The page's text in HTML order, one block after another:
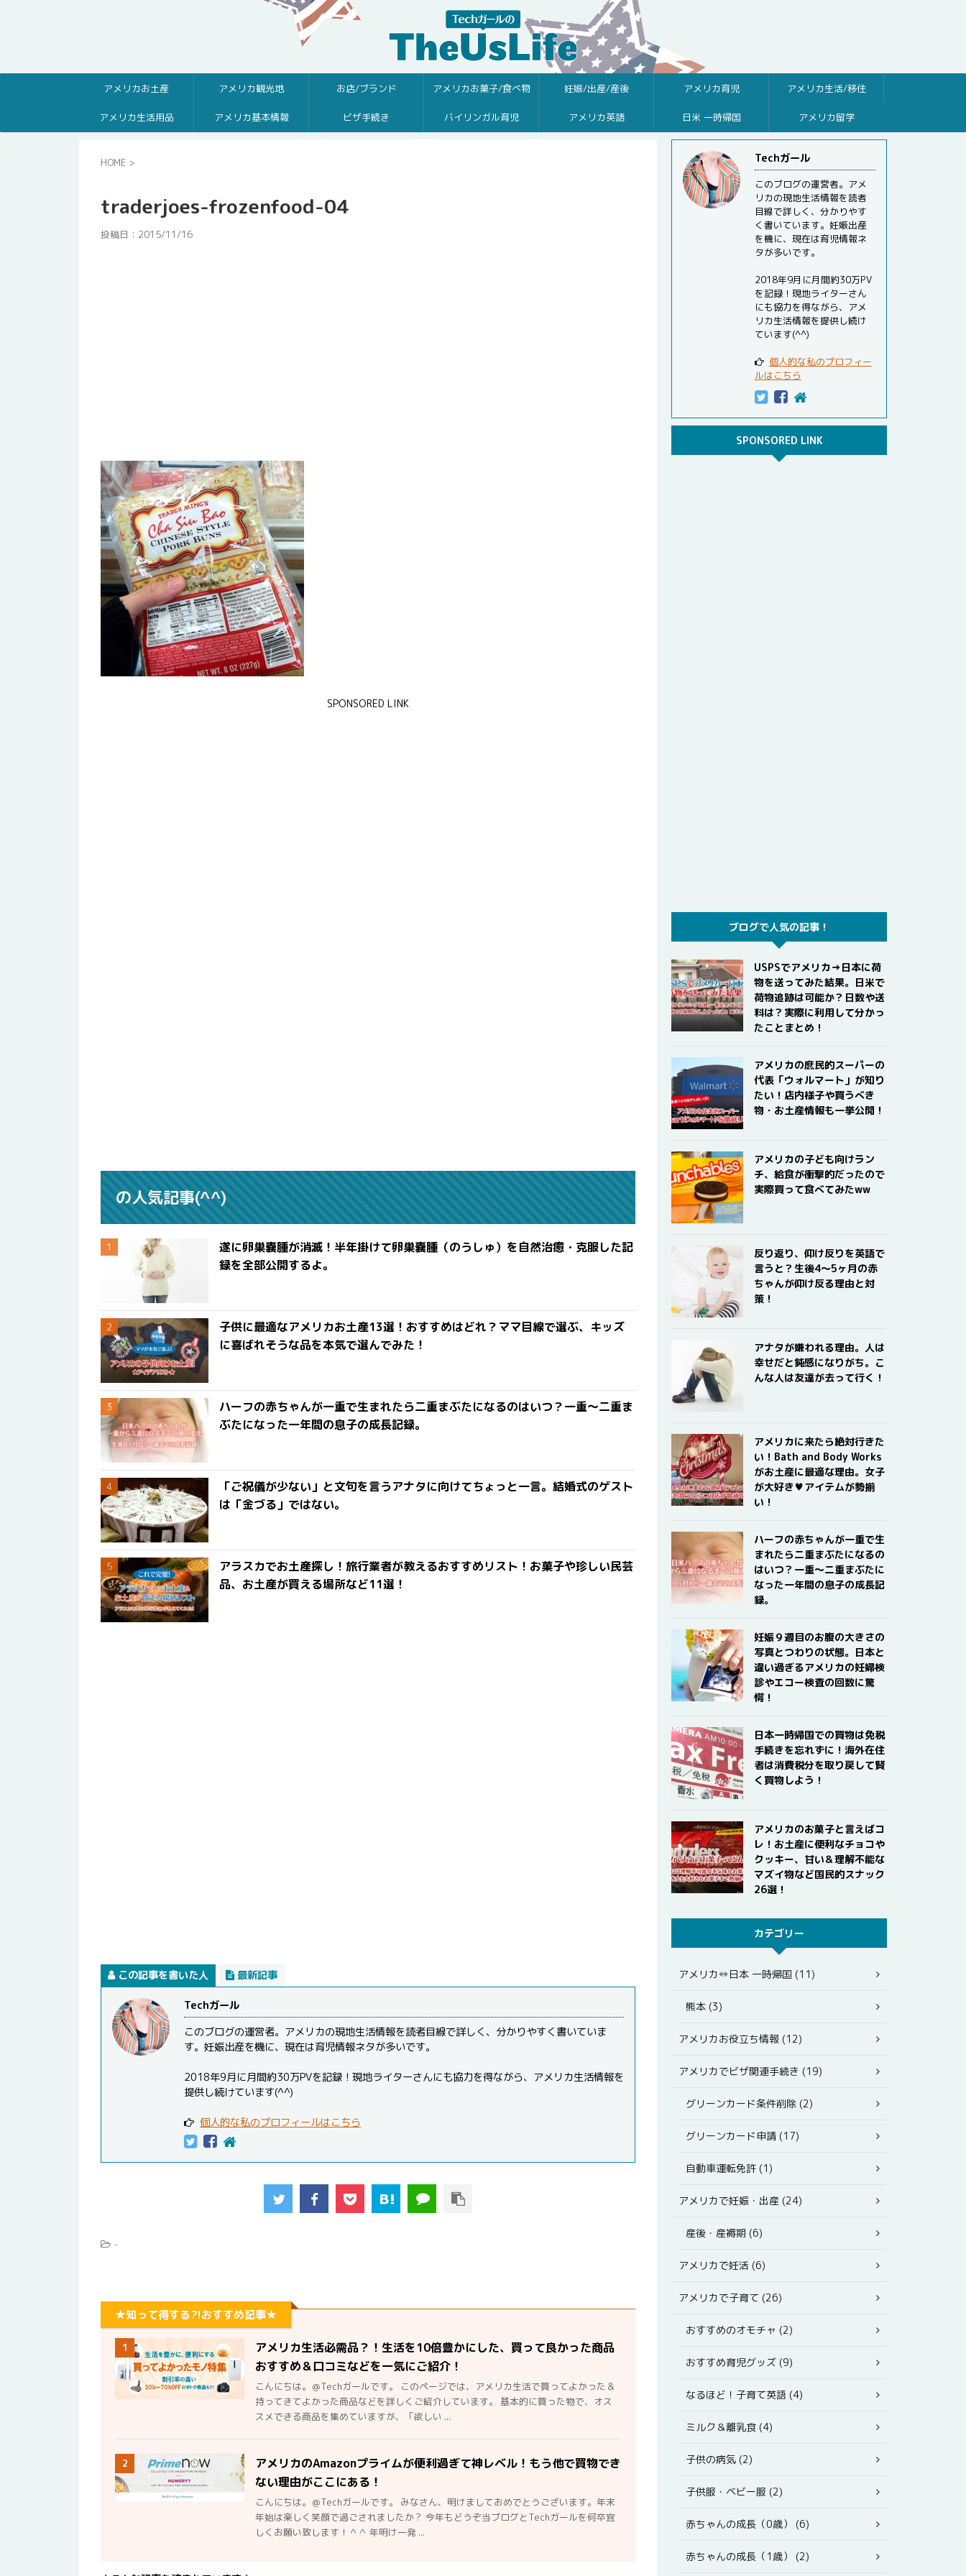
アメリカお土産 アメリカ観光地 お店/ブランド アメリカお菓子/食べ物 妊娠/出産/産後 アメリカ育児 アメリカ生活/移住
アメリカ生活用品 アメリカ基本情報 ビザ手続き バイリンガル育児 アメリカ英語 日米 一時帰国 アメリカ留学
HOME >
traderjoes-frozenfood-04
投稿日： 2015/11/16
SPONSORED LINK
の人気記事(^^)
遂に卵巣嚢腫が消滅！半年掛けて卵巣嚢腫（のうしゅ）を自然治癒・克服した記
録を全部公開するよ。
子供に最適なアメリカお土産13選！おすすめはどれ？ママ目線で選ぶ、キッズ
に喜ばれそうな品を本気で選んでみた！
ハーフの赤ちゃんが一重で生まれたら二重まぶたになるのはいつ？一重〜二重ま
ぶたになった一年間の息子の成長記録。
「ご祝儀が少ない」と文句を言うアナタに向けてちょっと一言。結婚式のゲスト
は「金づる」ではない。
アラスカでお土産探し！旅行業者が教えるおすすめリスト！お菓子や珍しい民芸
品、お土産が買える場所など11選！
この記事を書いた人 最新記事
Techガール
このブログの運営者。アメリカの現地生活情報を読者目線で詳しく、分かりやすく書いていま
す。妊娠出産を機に、現在は育児情報ネタが多いです。
2018年9月に月間約30万PVを記録！現地ライターさんにも協力を得ながら、アメリカ生活情報を
提供し続けています(^^)
個人的な私のプロフィールはこちら
-
★知って得する?!おすすめ記事★
1
アメリカ生活必需品？！生活を10倍豊かにした、買って良かった商品
おすすめ＆口コミなどを一気にご紹介！
こんにちは。＠Techガールです。 このページでは、アメリカ生活で買ってよかった＆
持ってきてよかった商品などを詳しくご紹介しています。 基本的に買った物で、オス
スメできる商品を集めていますが、「欲しい ...
2
アメリカのAmazonプライムが便利過ぎて神レベル！もう他で買物でき
ない理由がここにある！
こんにちは。＠Techガールです。 みなさん、明けましておめでとうございます。年末
年始は楽しく笑顔で過ごされましたか？ 今年もどうぞ当ブログとTechガールを何卒宜
しくお願い致します！＾＾ 年明け一発 ...
Techガール
このブログの運営者。アメ
リカの現地生活情報を読者
目線で詳しく、分かりやす
く書いています。妊娠出産
を機に、現在は育児情報ネ
タが多いです。
2018年9月に月間約30万PV
を記録！現地ライターさん
にも協力を得ながら、アメ
リカ生活情報を提供し続け
ています(^^)
個人的な私のプロフィー
ルはこちら
SPONSORED LINK
ブログで人気の記事！
USPSでアメリカ→日本に荷
物を送ってみた結果。日米で
荷物追跡は可能か？日数や送
料は？実際に利用して分かっ
たことまとめ！
アメリカの庶民的スーパーの
代表「ウォルマート」が知り
たい！店内様子や買うべき
物・お土産情報も一挙公開！
アメリカの子ども向けラン
チ、給食が衝撃的だったので
実際買って食べてみたww
反り返り、仰け反りを英語で
言うと？生後4〜5ヶ月の赤
ちゃんが仰け反る理由と対
策！
アナタが嫌われる理由。人は
幸せだと鈍感になりがち。こ
んな人は友達が去って行く！
アメリカに来たら絶対行きた
い！Bath and Body Works
がお土産に最適な理由。女子
が大好き♥アイテムが勢揃
い！
ハーフの赤ちゃんが一重で生
まれたら二重まぶたになるの
はいつ？一重〜二重まぶたに
なった一年間の息子の成長記
録。
妊娠９週目のお腹の大きさの
写真とつわりの状態。日本と
違い過ぎるアメリカの妊婦検
診やエコー検査の回数に驚
愕！
日本一時帰国での買物は免税
手続きを忘れずに！海外在住
者は消費税分を取り戻して賢
く買物しよう！
アメリカのお菓子と言えばコ
レ！お土産に便利なチョコや
クッキー、甘い＆理解不能な
マズイ物など国民的スナック
26選！
カテゴリー
アメリカ⇔日本 一時帰国 (11)
熊本 (3)
アメリカお役立ち情報 (12)
アメリカでビザ関連手続き (19)
グリーンカード条件削除 (2)
グリーンカード申請 (17)
自動車運転免許 (1)
アメリカで妊娠・出産 (24)
産後・産褥期 (6)
アメリカで妊活 (6)
アメリカで子育て (26)
おすすめのオモチャ (2)
おすすめ育児グッズ (9)
なるほど！子育て英語 (4)
ミルク＆離乳食 (4)
子供の病気 (2)
子供服・ベビー服 (2)
赤ちゃんの成長（0歳） (6)
赤ちゃんの成長（1歳） (2)